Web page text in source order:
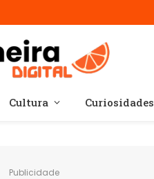
Cultura Curiosidades
Publicidade